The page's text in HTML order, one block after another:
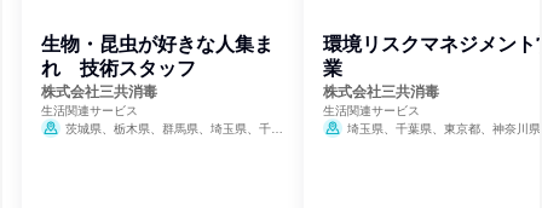
生物・昆虫が好きな人集ま
れ 技術スタッフ
株式会社三共消毒
生活関連サービス
茨城県、栃木県、群馬県、埼玉県、千葉
環境リスクマネジメント
業
株式会社三共消毒
生活関連サービス
埼玉県、千葉県、東京都、神奈川県